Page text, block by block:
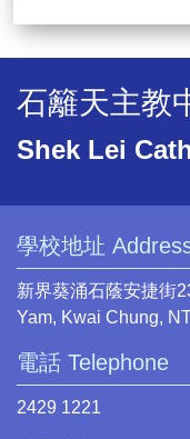
石籬天主教
Shek Lei
學校地址
新界葵涌石蔭安捷街
Yam, Kwai Chung,
電話 Telephone
2429 1221